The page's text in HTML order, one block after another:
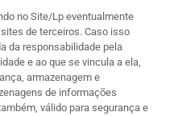
no Site/Lp eventualmente
de terceiros. Caso isso
da responsabilidade pela
e ao que se vincula a ela,
armazenagem e
de informações
válido para segurança e